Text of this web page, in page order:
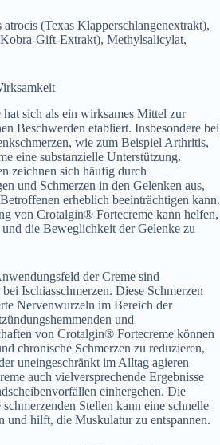
(Texas Klapperschlangenextrakt),
Gift-Extrakt), Methylsalicylat,
sich als ein wirksames Mittel zur
Beschwerden etabliert. Insbesondere bei
wie zum Beispiel Arthritis,
eine substanzielle Unterstützung.
zeichnen sich häufig durch
und Schmerzen in den Gelenken aus,
erheblich beeinträchtigen kann.
von Crotalgin® Fortecreme kann helfen,
die Beweglichkeit der Gelenke zu
der Creme sind
Ischiasschmerzen. Diese Schmerzen
Nervenwurzeln im Bereich der
und
von Crotalgin® Fortecreme können
chronische Schmerzen zu reduzieren,
uneingeschränkt im Alltag agieren
auch vielversprechende Ergebnisse
einhergehen. Die
Stellen kann eine schnelle
und hilft, die Muskulatur zu entspannen.